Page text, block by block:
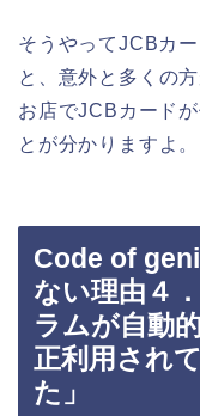
そうやってJCBカ
と、意外と多くの
お店でJCBカード
とが分かりますよ。
Code of
ない理由４
ラムが自動
正利用され
た」